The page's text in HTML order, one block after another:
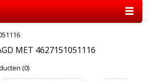
MET 4627151051116
(0)